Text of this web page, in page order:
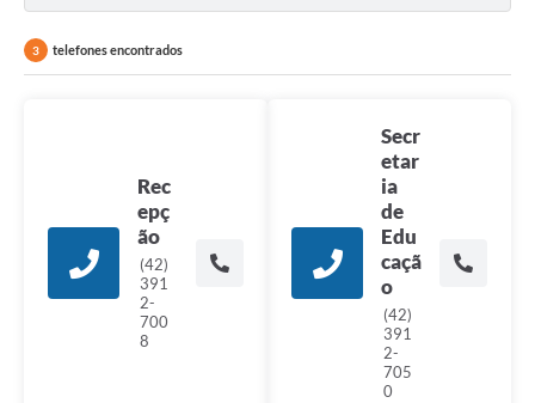
Turismo
PSS Unificado 2025
PROGRAMA DE INCUBAÇÃO DA INCUBADORA DE STARTUPS
3 telefones encontrados
Rec
epç
ão
(42)
391
2-
700
8
Secr
etar
ia
de
Edu
caçã
o
(42)
391
2-
705
0